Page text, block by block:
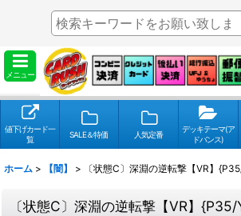
メニュー
値下げカード一
覧
SALE＆特価 人気定番
デッキテーマ(ア
ドバンス)
ホーム > 【闇】 > 〔状態C〕深淵の逆転撃【VR】
〔状態C〕深淵の逆転撃【VR】{P35/